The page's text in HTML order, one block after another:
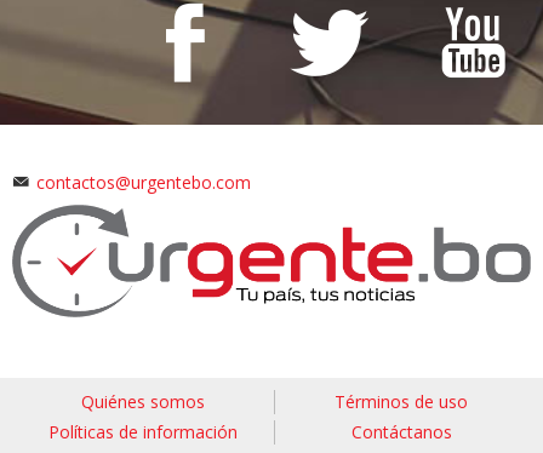
contactos@urgentebo.com
Quiénes somos
Términos de uso
Políticas de información
Contáctanos